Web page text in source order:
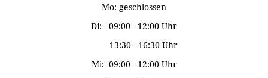
Mo: geschlossen
Di: 09:00 - 12:00 Uhr
13:30 - 16:30 Uhr
Mi: 09:00 - 12:00 Uhr